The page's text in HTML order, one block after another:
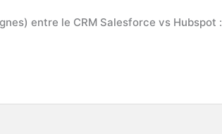
entre le CRM Salesforce vs Hubspot :